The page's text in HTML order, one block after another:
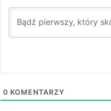
0 KOMENTARZY